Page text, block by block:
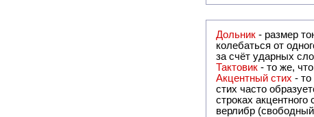
Дольник - размер тонического стихосложения, в котором совпадают только ударные слоги, а количество безударных слогов между ними может
колебаться от
за счёт ударных
Тактовик
- то же,
Акцентный стих -
стих часто
строках акцентного стиха, как правило, совпадает.
верлибр